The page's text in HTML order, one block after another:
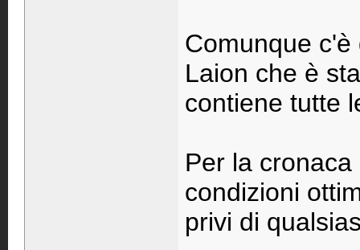
Comunque
Laion che è
contiene tutte
Per la
condizioni
privi di